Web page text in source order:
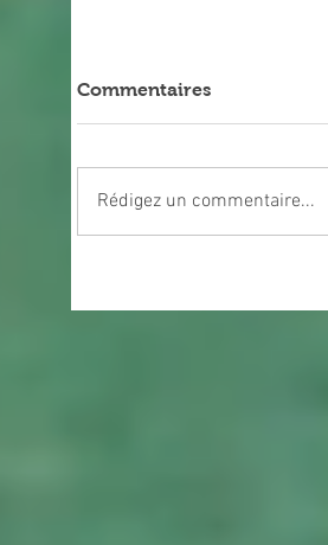
Commentaires
Rédigez un commentaire...